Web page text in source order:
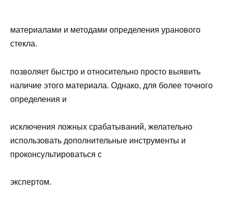
материалами и методами определения уранового
стекла.
позволяет быстро и относительно просто выявить
наличие этого материала. Однако, для более точного
определения и
исключения ложных срабатываний, желательно
использовать дополнительные инструменты и
проконсультироваться с
экспертом.